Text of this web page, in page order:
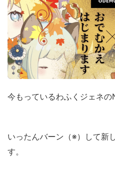
今もっているわふくジェネの
いったんバーン（※）して新
す。